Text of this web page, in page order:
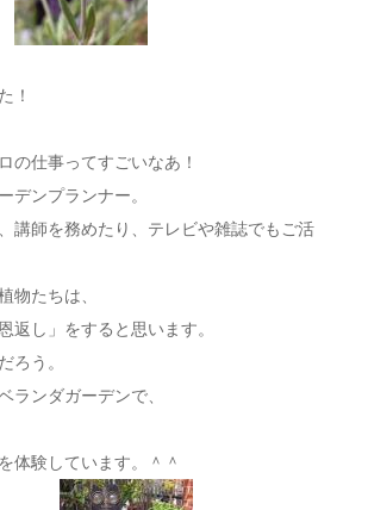
！
の仕事ってすごいなあ！
デンプランナー。
講師を務めたり、テレビや雑誌でもご活
物たちは、
返し」をすると思います。
ろう。
ランダガーデンで、
体験しています。＾＾